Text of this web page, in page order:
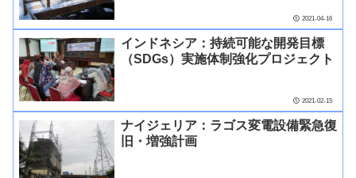
2021-04-16
インドネシア：持続可能な開発目標
（SDGs）実施体制強化プロジェクト
2021-02-15
ナイジェリア：ラゴス変電設備緊急復
旧・増強計画